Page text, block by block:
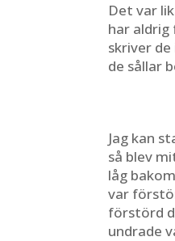
Det var
har
skriver
de sållar
Jag kan
så blev
låg
var
förstörd
undrade